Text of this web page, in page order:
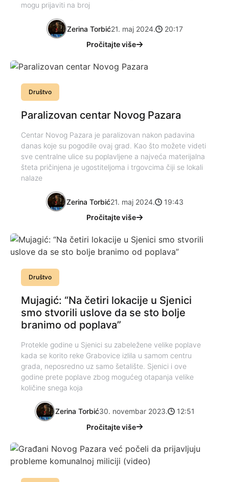
mogu prijaviti na broj
Zerina Torbić21. maj 2024.
20:17
Pročitajte više
Društvo
Paralizovan centar Novog Pazara
Centar Novog Pazara je paralizovan nakon padavina
danas koje su pogodile ovaj grad. Kao što možete videti
sve centralne ulice su poplavljene a najveća materijalna
šteta pričinjena je ugostiteljoma i trgovcima čiji se lokali
nalaze
Zerina Torbić21. maj 2024.
19:43
Pročitajte više
Društvo
Mujagić: “Na četiri lokacije u Sjenici
smo stvorili uslove da se sto bolje
branimo od poplava”
Protekle godine u Sjenici su zabeležene velike poplave
kada se korito reke Grabovice izlila u samom centru
grada, neposredno uz samo šetalište. Sjenici i ove
godine prete poplave zbog mogućeg otapanja velike
količine snega koja
Zerina Torbić30. novembar 2023.
12:51
Pročitajte više